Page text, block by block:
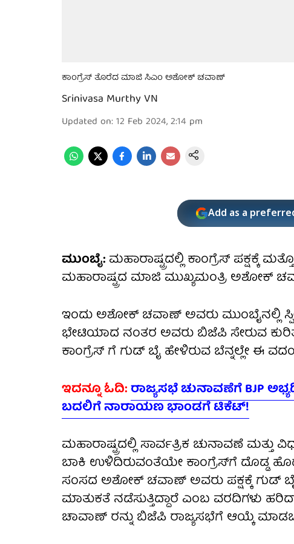
ಕಾಂಗ್ರೆಸ್ ತೊರೆದ ಮಾಜಿ ಸಿಎಂ ಅಶೋಕ್ ಚವಾಣ್
Srinivasa Murthy VN
Updated on:12 Feb 2024, 2:14 pm
Add as a
ಮುಂಬೈ: ಮಹಾರಾಷ್ಟ್ರದಲ್ಲಿ ಕಾಂಗ್ರೆಸ್ ಪಕ್ಷಕ್ಕೆ
ಮಹಾರಾಷ್ಟ್ರದ ಮಾಜಿ ಮುಖ್ಯಮಂತ್ರಿ ಅಶೋಕ್
ಇಂದು ಅಶೋಕ್ ಚವಾಣ್ ಅವರು ಮುಂಬೈನಲ್ಲಿ
ಭೇಟಿಯಾದ ನಂತರ ಅವರು ಬಿಜೆಪಿ ಸೇರುವ
ಕಾಂಗ್ರೆಸ್ ಗೆ ಗುಡ್ ಬೈ ಹೇಳಿರುವ ಬೆನ್ನಲ್ಲೇ ಈ
ಇದನ್ನೂ ಓದಿ:ರಾಜ್ಯಸಭೆ ಚುನಾವಣೆಗೆ BJP
ಬದಲಿಗೆ ನಾರಾಯಣ ಭಾಂಡಗೆ ಟಿಕೆಟ್!
ಮಹಾರಾಷ್ಟ್ರದಲ್ಲಿ ಸಾರ್ವತ್ರಿಕ ಚುನಾವಣೆ ಮತ್ತು
ಬಾಕಿ ಉಳಿದಿರುವಂತೆಯೇ ಕಾಂಗ್ರೆಸ್‌ಗೆ ದೊಡ್ಡ
ಸಂಸದ ಅಶೋಕ್ ಚವಾಣ್ ಅವರು ಪಕ್ಷಕ್ಕೆ ಗುಡ್
ಮಾತುಕತೆ ನಡೆಸುತ್ತಿದ್ದಾರೆ ಎಂಬ ವರದಿಗಳು
ಚಾವಾಣ್ ರನ್ನು ಬಿಜೆಪಿ ರಾಜ್ಯಸಭೆಗೆ ಆಯ್ಕೆ